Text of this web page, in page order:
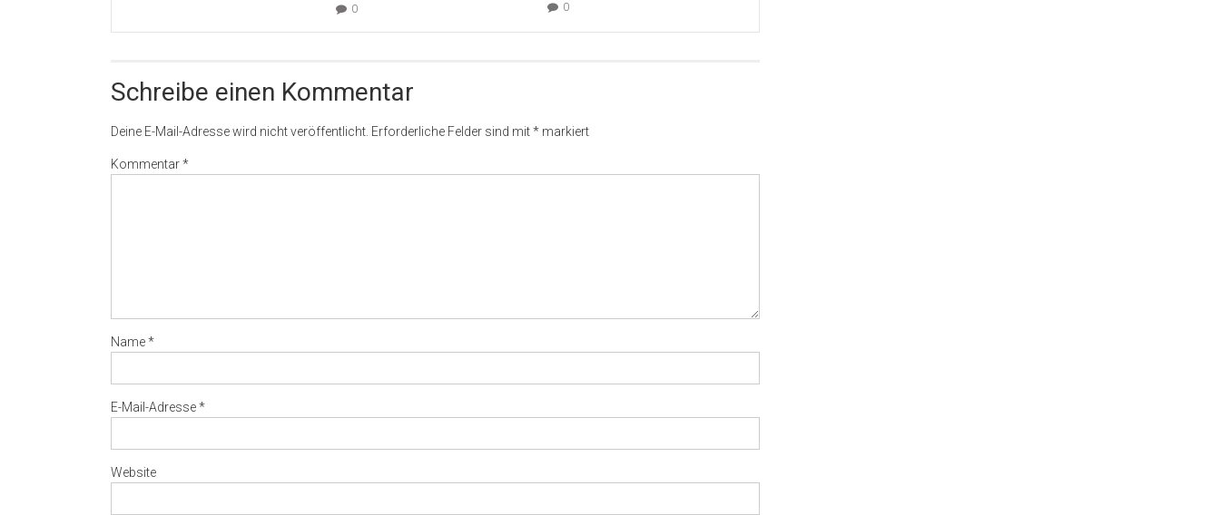
0
0
Schreibe einen Kommentar
Deine E-Mail-Adresse wird nicht veröffentlicht. Erforderliche Felder sind mit* markiert
Kommentar*
Name*
E-Mail-Adresse*
Website